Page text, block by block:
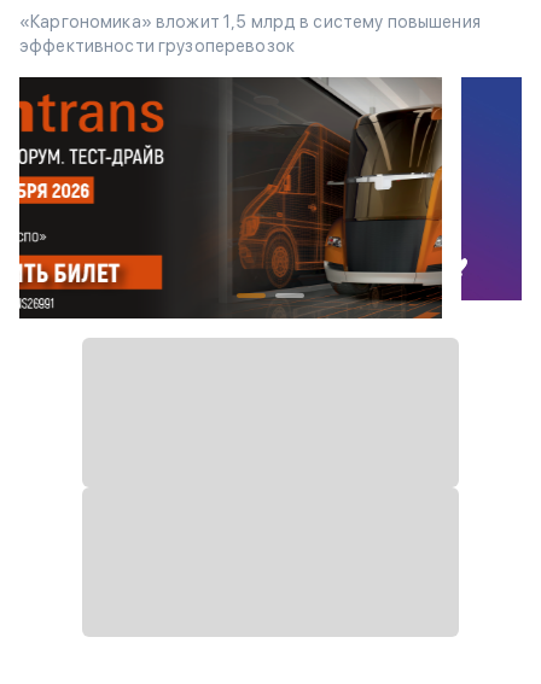
«Каргономика» вложит 1,5 млрд в систему повышения
эффективности грузоперевозок